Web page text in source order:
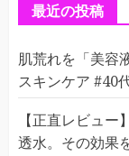
最近の投稿
肌荒れを「美容
スキンケア #40
【正直レビュ
透水。その効果